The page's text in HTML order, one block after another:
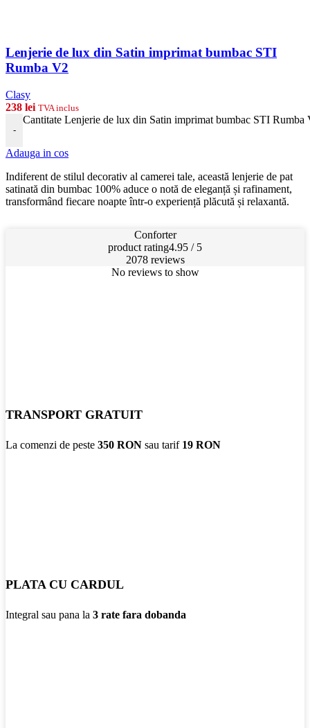
Lenjerie de lux din Satin imprimat bumbac STI
Rumba V2
Clasy
238 lei TVA inclus
-
Cantitate Lenjerie de lux din Satin imprimat bumbac STI Rumba
Adauga in cos
Indiferent de stilul decorativ al camerei tale, această lenjerie de pat
satinată din bumbac 100% aduce o notă de eleganță și rafinament,
transformând fiecare noapte într-o experiență plăcută și relaxantă.
Conforter
product rating4.95 / 5
2078 reviews
No reviews to show
TRANSPORT GRATUIT
La comenzi de peste 350 RON sau tarif 19 RON
PLATA CU CARDUL
Integral sau pana la 3 rate fara dobanda